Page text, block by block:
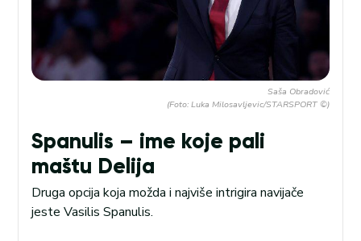
Saša Obradović
(Foto: Luka Milosavljevic/STARSPORT ©)
Spanulis – ime koje pali
maštu Delija
Druga opcija koja možda i najviše intrigira navijače
jeste Vasilis Spanulis.